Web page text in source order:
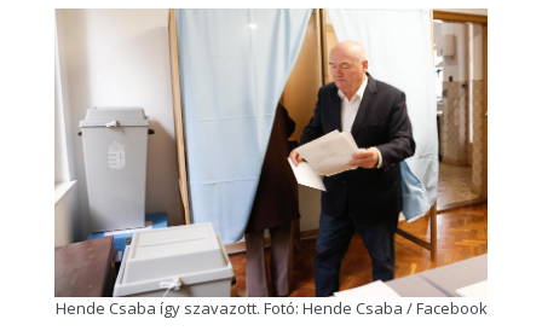
Hende Csaba így szavazott. Fotó: Hende Csaba / Facebook